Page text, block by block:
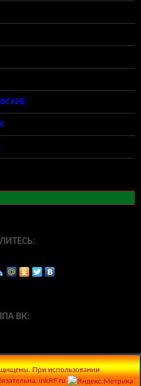
ВК:
При использовании
inkRF.ru